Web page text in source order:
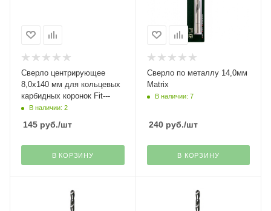
Сверло центрирующее
8,0х140 мм для кольцевых
карбидных коронок Fit---
В наличии: 2
145 руб./шт
В КОРЗИНУ
Сверло по металлу 14,0мм
Matrix
В наличии: 7
240руб./шт
В КОРЗИНУ